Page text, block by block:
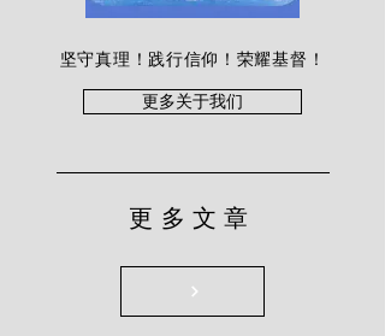
坚守真理！践行信仰！荣耀基督！
更多关于我们
更多文章